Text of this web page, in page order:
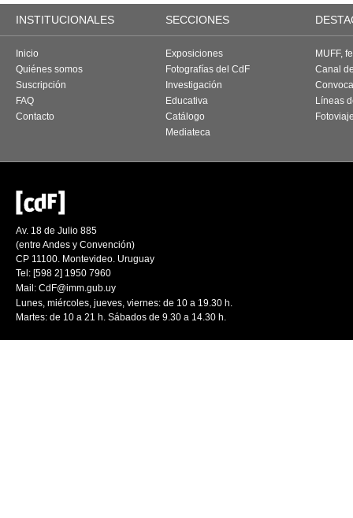
INSTITUCIONALES SECCIONES
Inicio
Quiénes somos
Suscripción
FAQ
Contacto
Exposiciones
Fotografías del CdF
Investigación
Educativa
Catálogo
Mediateca
MUFF,
Canal
Líneas
Av. 18 de Julio 885
(entre Andes y Convención)
CP 11100. Montevideo. Uruguay
Tel: [598 2] 1950 7960
Mail: CdF@imm.gub.uy
Lunes, miércoles, jueves, viernes: de 10 a 19.30 h.
Martes: de 10 a 21 h. Sábados de 9.30 a 14.30 h.